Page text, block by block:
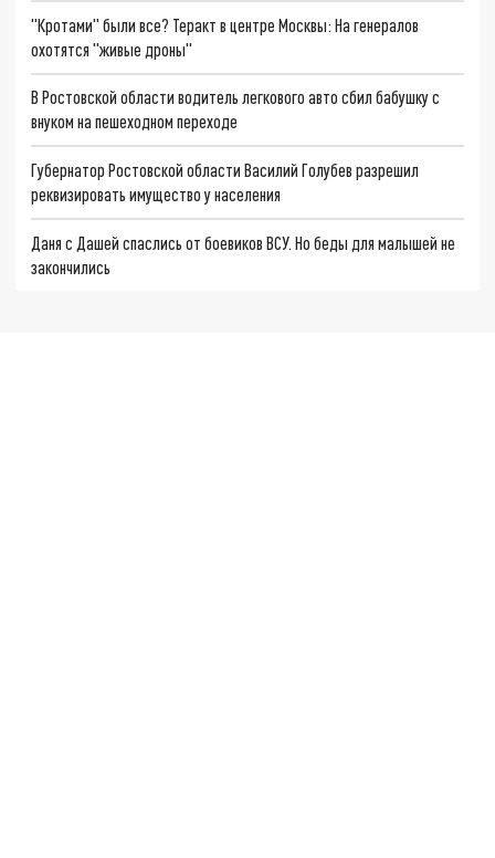
"Кротами" были все? Теракт в центре Москвы: На генералов
охотятся "живые дроны"
В Ростовской области водитель легкового авто сбил бабушку с
внуком на пешеходном переходе
Губернатор Ростовской области Василий Голубев разрешил
реквизировать имущество у населения
Даня с Дашей спаслись от боевиков ВСУ. Но беды для малышей не
закончились